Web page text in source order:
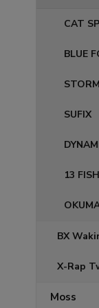
CAT
BLUE
STORM
SUFIX
13
BX
X-Rap
Moss